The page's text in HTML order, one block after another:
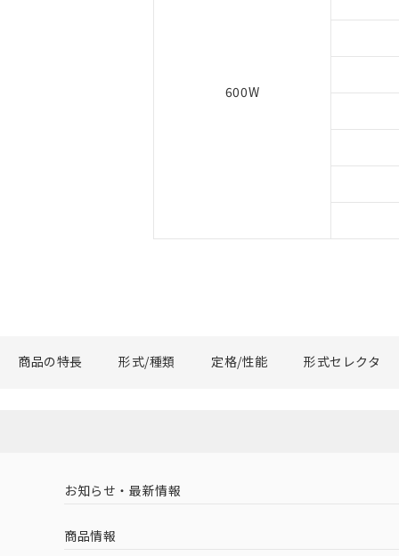
600W
商品の特長 形式/種類 定格/性能 形式セレクタ
お知らせ・最新情報
商品情報